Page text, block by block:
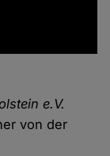
e.V.
von der